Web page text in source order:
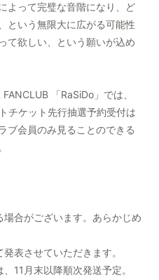
よって完璧な音階になり、ど
という無限大に広がる可能性
て欲しい、という願いが込め
「RaSiDo」では、
チケット先行抽選予約受付は
ブ会員のみ見ることのできる
合がございます。あらかじめ
表させていただきます。
11月末以降順次発送予定。